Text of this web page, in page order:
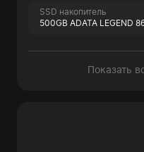
SSD накопитель
500GB ADATA LEGEND
Показать